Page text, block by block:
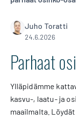
Juho Toratti
24.6.2026
Parhaat
Ylläpidämme
kasvu-, laatu- ja
maailmalta.